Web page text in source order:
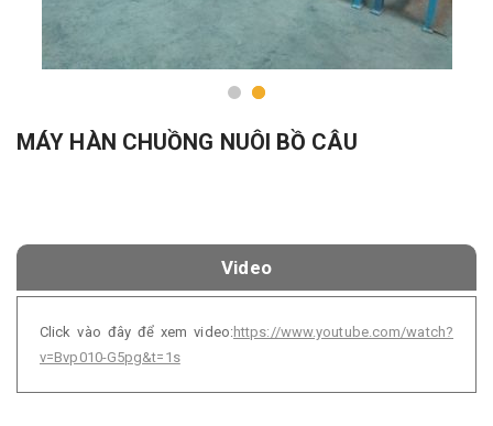
MÁY HÀN CHUỒNG NUÔI BỒ CÂU
Video
Click vào đây để xem video:https://www.youtube.com/watch?
v=Bvp010-G5pg&t=1s